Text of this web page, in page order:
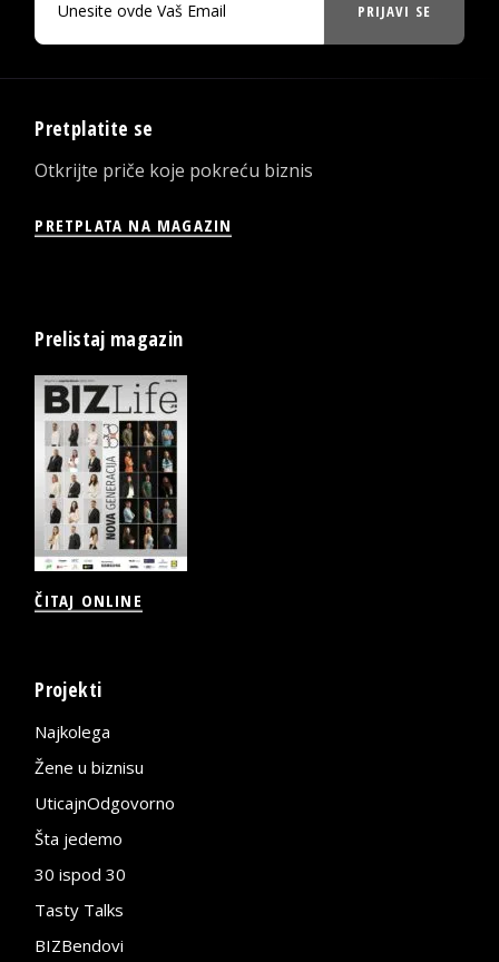
PRIJAVI SE
Pretplatite se
Otkrijte priče koje pokreću biznis
PRETPLATA NA MAGAZIN
Prelistaj magazin
ČITAJ ONLINE
Projekti
Najkolega
Žene u biznisu
UticajnOdgovorno
Šta jedemo
30 ispod 30
Tasty Talks
BIZBendovi